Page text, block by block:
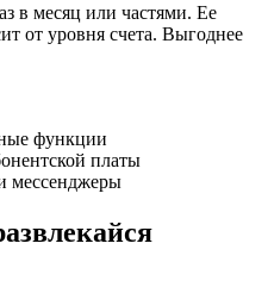
в месяц или частями. Ее
от уровня счета. Выгоднее
функции
платы
мессенджеры